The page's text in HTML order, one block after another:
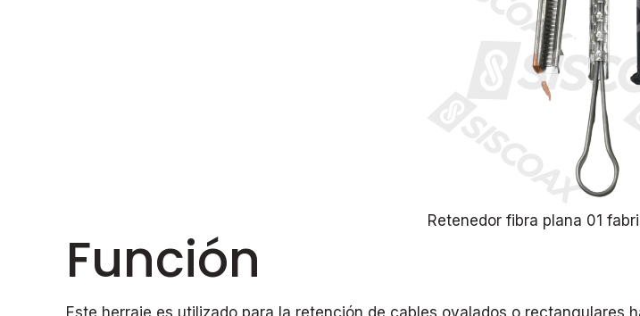
Retenedor fibra plana 01
Función
Este herraje es utilizado para la retención de cables ovalados o rectangulares